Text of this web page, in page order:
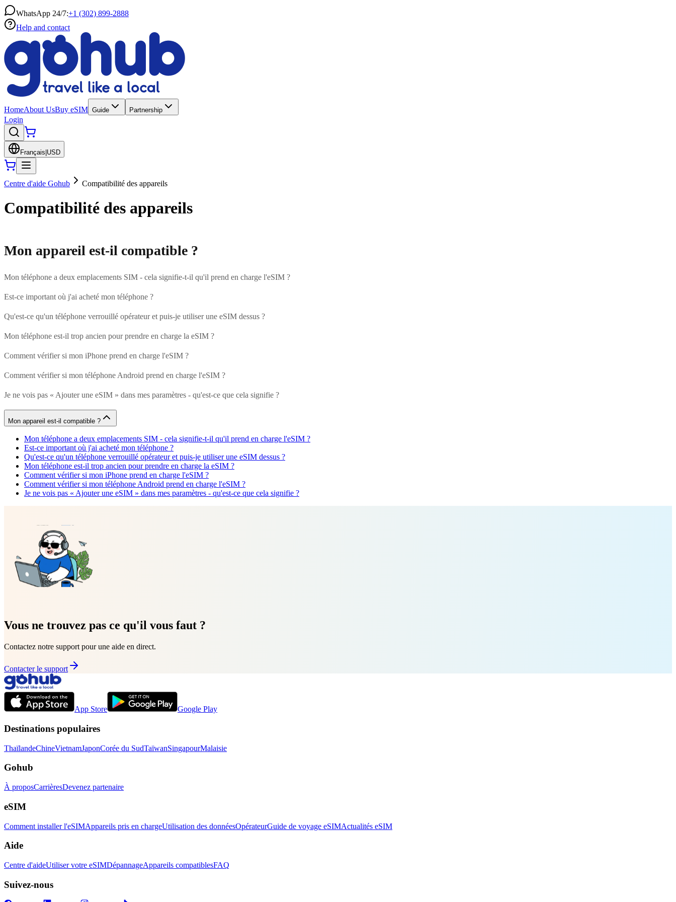
WhatsApp 24/7:+1 (302) 899-2888
Help and contact
HomeAbout UsBuy eSIM Guide Partnership
Login
Français USD
Centre d'aide Gohub Compatibilité des appareils
Compatibilité des appareils
Mon appareil est-il compatible ?
Mon téléphone a deux emplacements SIM - cela signifie-t-il qu'il prend en charge l'eSIM ?
Est-ce important où j'ai acheté mon téléphone ?
Qu'est-ce qu'un téléphone verrouillé opérateur et puis-je utiliser une eSIM dessus ?
Mon téléphone est-il trop ancien pour prendre en charge la eSIM ?
Comment vérifier si mon iPhone prend en charge l'eSIM ?
Comment vérifier si mon téléphone Android prend en charge l'eSIM ?
Je ne vois pas « Ajouter une eSIM » dans mes paramètres - qu'est-ce que cela signifie ?
Mon appareil est-il compatible ?
Mon téléphone a deux emplacements SIM - cela signifie-t-il qu'il prend en charge l'eSIM ?
Est-ce important où j'ai acheté mon téléphone ?
Qu'est-ce qu'un téléphone verrouillé opérateur et puis-je utiliser une eSIM dessus ?
Mon téléphone est-il trop ancien pour prendre en charge la eSIM ?
Comment vérifier si mon iPhone prend en charge l'eSIM ?
Comment vérifier si mon téléphone Android prend en charge l'eSIM ?
Je ne vois pas « Ajouter une eSIM » dans mes paramètres - qu'est-ce que cela signifie ?
Vous ne trouvez pas ce qu'il vous faut ?
Contactez notre support pour une aide en direct.
Contacter le support
App Store Google Play
Destinations populaires
ThaïlandeChineVietnamJaponCorée du SudTaïwanSingapourMalaisie
Gohub
À proposCarrièresDevenez partenaire
eSIM
Comment installer l'eSIMAppareils pris en chargeUtilisation des donnéesOpérateurGuide de voyage eSIMActualités eSIM
Aide
Centre d'aideUtiliser votre eSIMDépannageAppareils compatiblesFAQ
Suivez-nous